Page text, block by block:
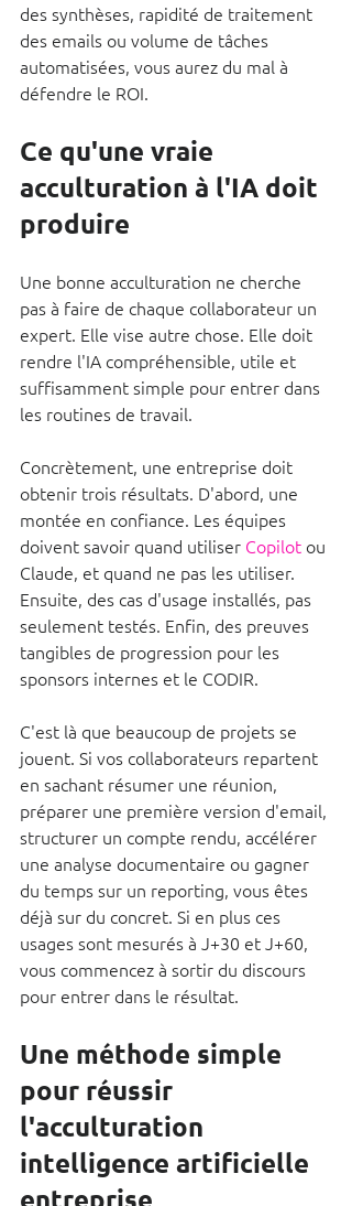
des synthèses, rapidité de traitement
des emails ou volume de tâches
automatisées, vous aurez du mal à
défendre le ROI.
Ce qu'une vraie
acculturation à l'IA doit
produire
Une bonne acculturation ne cherche
pas à faire de chaque collaborateur un
expert. Elle vise autre chose. Elle doit
rendre l'IA compréhensible, utile et
suffisamment simple pour entrer dans
les routines de travail.
Concrètement, une entreprise doit
obtenir trois résultats. D'abord, une
montée en confiance. Les équipes
doivent savoir quand utiliser Copilot ou
Claude, et quand ne pas les utiliser.
Ensuite, des cas d'usage installés, pas
seulement testés. Enfin, des preuves
tangibles de progression pour les
sponsors internes et le CODIR.
C'est là que beaucoup de projets se
jouent. Si vos collaborateurs repartent
en sachant résumer une réunion,
préparer une première version d'email,
structurer un compte rendu, accélérer
une analyse documentaire ou gagner
du temps sur un reporting, vous êtes
déjà sur du concret. Si en plus ces
usages sont mesurés à J+30 et J+60,
vous commencez à sortir du discours
pour entrer dans le résultat.
Une méthode simple
pour réussir
l'acculturation
intelligence artificielle
entreprise